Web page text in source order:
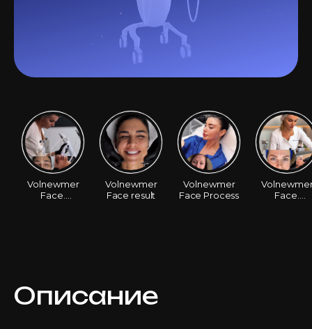
Volnewmer
Face.
Volnewmer
Face result
Volnewmer
Face Process
Face.
Описание